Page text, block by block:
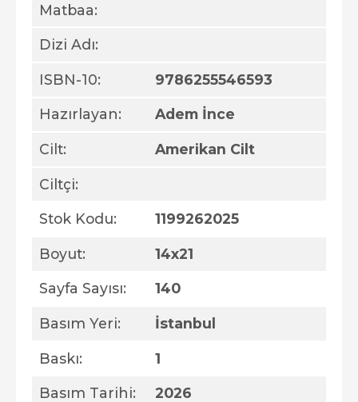
Matbaa:
Dizi Adı:
ISBN-10: 9786255546593
Hazırlayan: Adem İnce
Cilt: Amerikan Cilt
Ciltçi:
Stok Kodu: 1199262025
Boyut: 14x21
Sayfa Sayısı: 140
Basım Yeri: İstanbul
Baskı: 1
Basım Tarihi: 2026